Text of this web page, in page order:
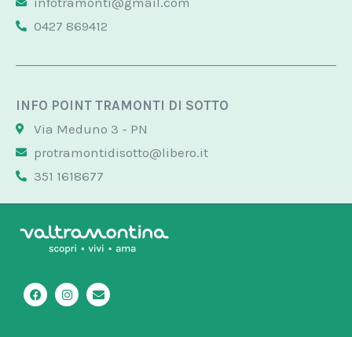
0427 869412
INFO POINT TRAMONTI DI SOTTO
Via Meduno 3 - PN
protramontidisotto@libero.it
351 1618677
F
a
c
I
n
s
E
n
v